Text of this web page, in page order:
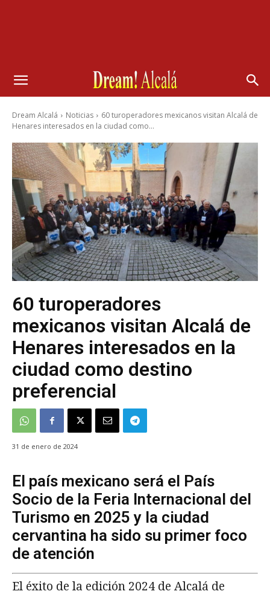
Dream Alcalá Noticias
60 turoperadores mexicanos visitan Alcalá de
Henares interesados en la ciudad como...
60 turoperadores
mexicanos visitan Alcalá de
Henares interesados en la
ciudad como destino
preferencial
31 de enero de 2024
El país mexicano será el País
Socio de la Feria Internacional del
Turismo en 2025 y la ciudad
cervantina ha sido su primer foco
de atención
El éxito de la edición 2024 de Alcalá de